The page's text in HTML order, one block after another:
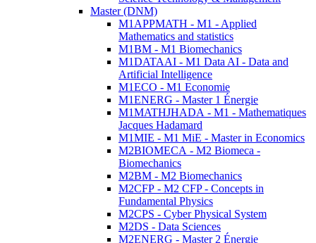
Master (DNM)
M1APPMATH - M1 - Applied
Mathematics and statistics
M1BM - M1 Biomechanics
M1DATAAI - M1 Data AI - Data and
Artificial Intelligence
M1ECO - M1 Economie
M1ENERG - Master 1 Énergie
M1MATHJHADA - M1 - Mathematiques
Jacques Hadamard
M1MIE - M1 MiE - Master in Economics
M2BIOMECA - M2 Biomeca -
Biomechanics
M2BM - M2 Biomechanics
M2CFP - M2 CFP - Concepts in
Fundamental Physics
M2CPS - Cyber Physical System
M2DS - Data Sciences
M2ENERG - Master 2 Énergie